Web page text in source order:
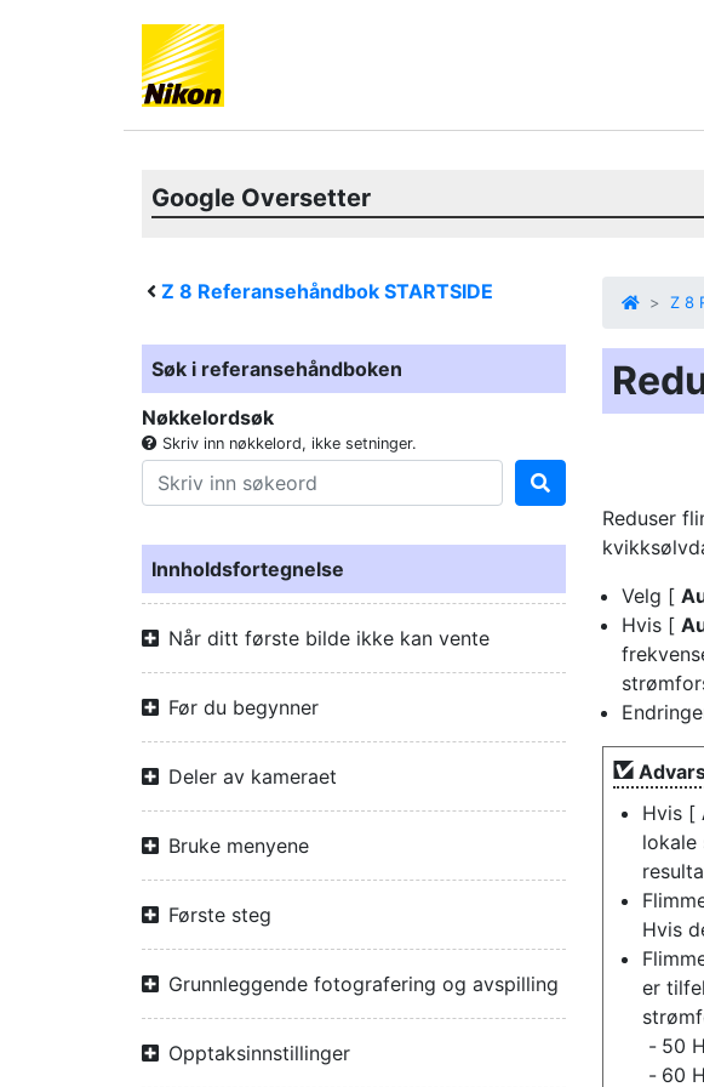
Google Oversetter
Z 8 Referansehåndbok STARTSIDE
Søk i referansehåndboken
Nøkkelordsøk
Skriv inn nøkkelord, ikke setninger.
Innholdsfortegnelse
Når ditt første bilde ikke kan vente
Før du begynner
Deler av kameraet
Bruke menyene
Første steg
Grunnleggende fotografering og avspilling
Opptaksinnstillinger
Z 8
Reduser
Velg [
Hvis [
Hvis [
lokale
Hvis
er
50
60